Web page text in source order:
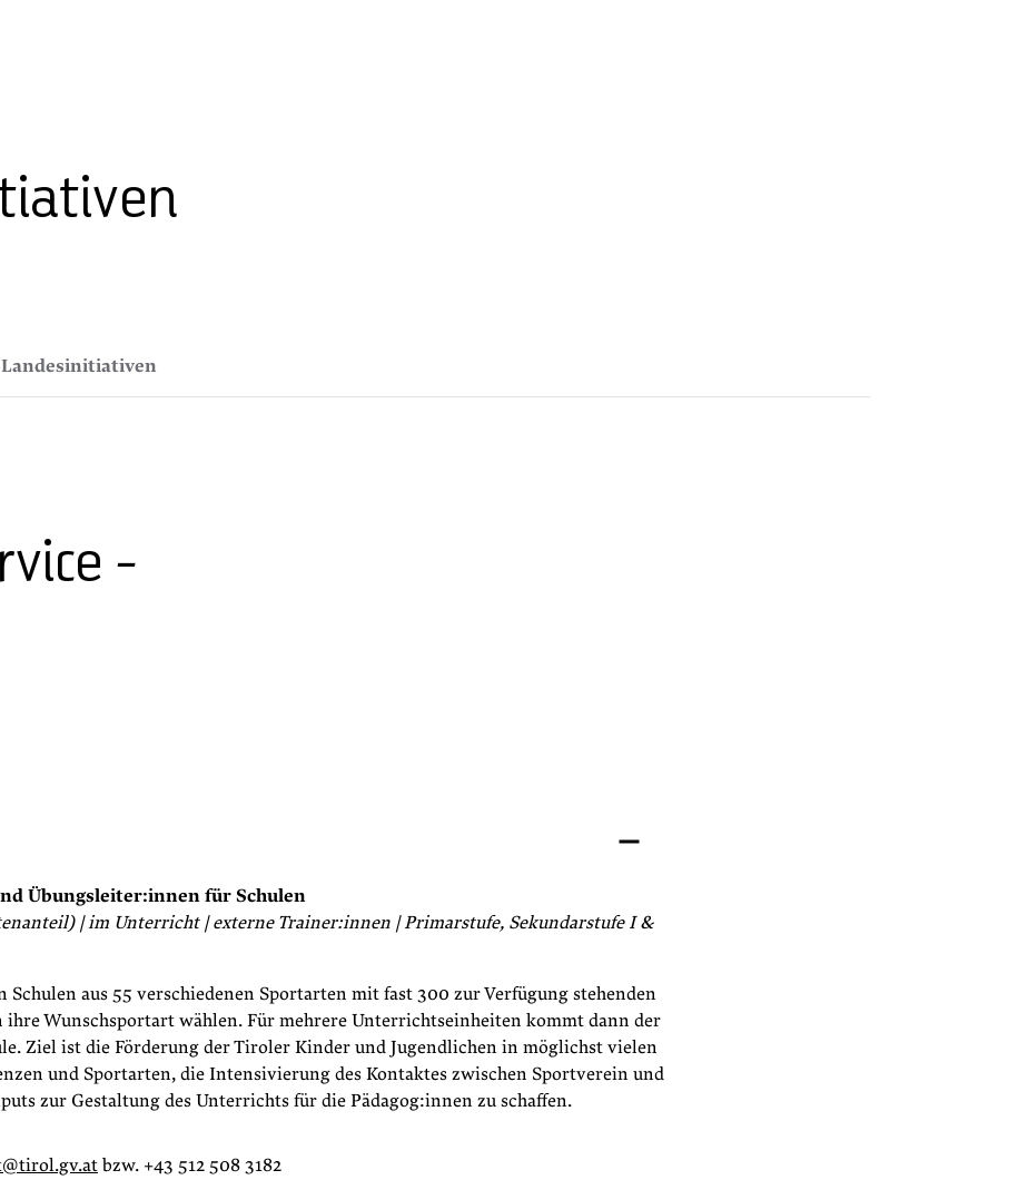
-
Übungsleiter:innen für Schulen
| im Unterricht | externe Trainer:innen | Primarstufe, Sekundarstufe I &
aus 55 verschiedenen Sportarten mit fast 300 zur Verfügung stehenden
Wunschsportart wählen. Für mehrere Unterrichtseinheiten kommt dann der
Ziel ist die Förderung der Tiroler Kinder und Jugendlichen in möglichst vielen
und Sportarten, die Intensivierung des Kontaktes zwischen Sportverein und
zur Gestaltung des Unterrichts für die Pädagog:innen zu schaffen.
bzw. +43 512 508 3182